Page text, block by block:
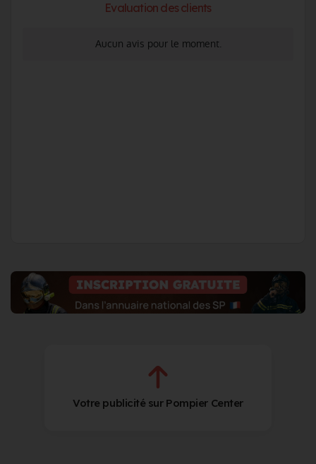
Evaluation des clients
Aucun avis pour le moment.
Votre publicité sur Pompier Center